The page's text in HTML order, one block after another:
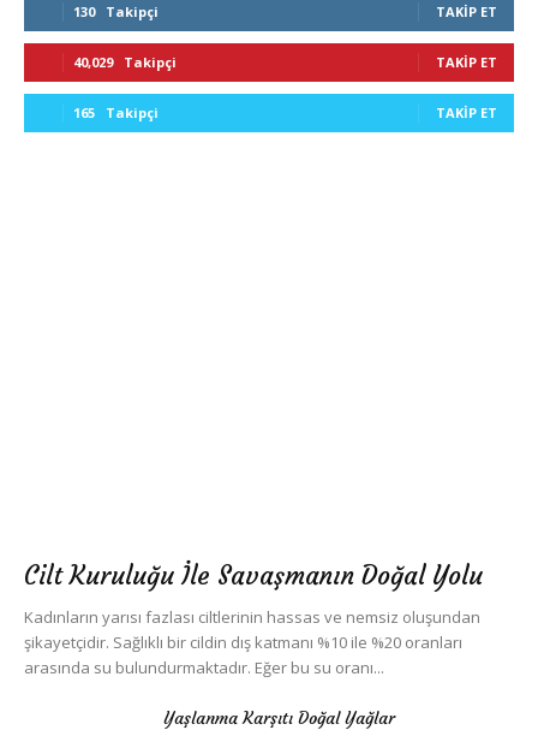
130 Takipçi TAKIP ET
40,029 Takipçi TAKIP ET
165 Takipçi TAKIP ET
Cilt Kuruluğu İle Savaşmanın Doğal Yolu
Kadınların yarısı fazlası ciltlerinin hassas ve nemsiz oluşundan
şikayetçidir. Sağlıklı bir cildin dış katmanı %10 ile %20 oranları
arasında su bulundurmaktadır. Eğer bu su oranı...
Yaşlanma Karşıtı Doğal Yağlar